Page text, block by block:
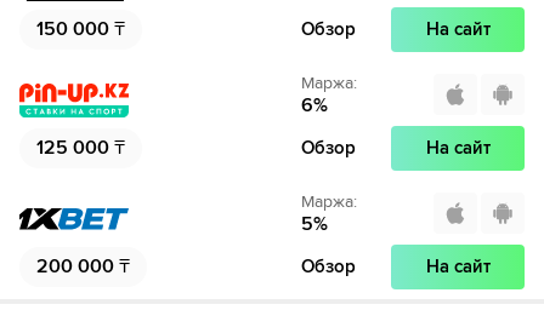
150 000 ₸ Обзор На сайт
125 000 ₸
Маржа:
6%
Обзор На сайт
200 000 ₸
Маржа:
5%
Обзор На сайт